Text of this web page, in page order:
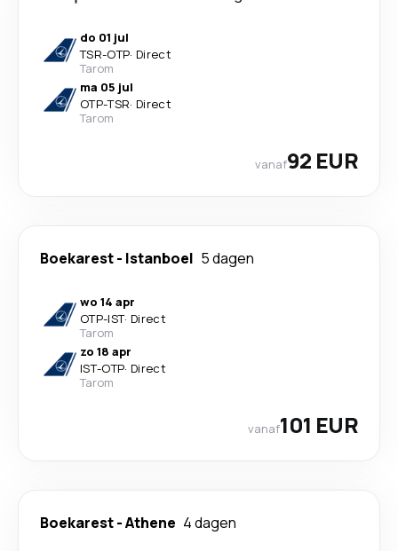
do 01 jul
TSR-OTP· Direct
Tarom
ma 05 jul
OTP-TSR· Direct
Tarom
vanaf92 EUR
Boekarest- Istanboel 5 dagen
wo 14 apr
OTP-IST· Direct
Tarom
zo 18 apr
IST-OTP· Direct
Tarom
vanaf101 EUR
Boekarest-Athene 4 dagen